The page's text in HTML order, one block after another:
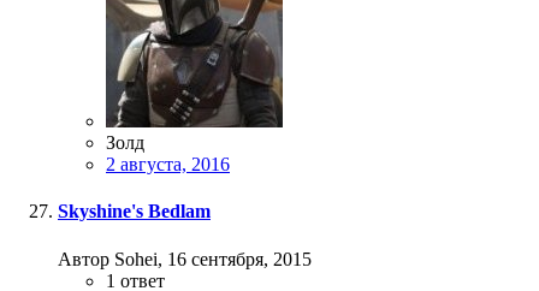
Золд
2 августа, 2016
Skyshine's Bedlam
Автор Sohei, 16 сентября, 2015
1 ответ